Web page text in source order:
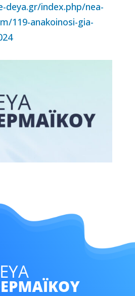
deya.gr/index.php/nea-
119-anakoinosi-gia-